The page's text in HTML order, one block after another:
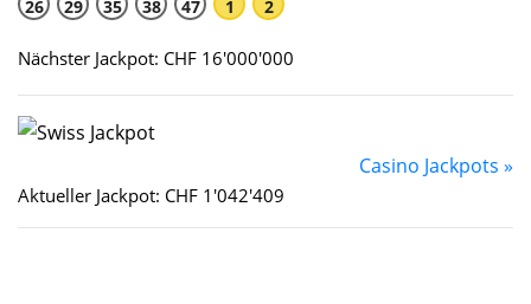
26 29 35 38 47 1 2
Nächster Jackpot: CHF 16'000'000
Casino Jackpots »
Aktueller Jackpot: CHF 1'042'409